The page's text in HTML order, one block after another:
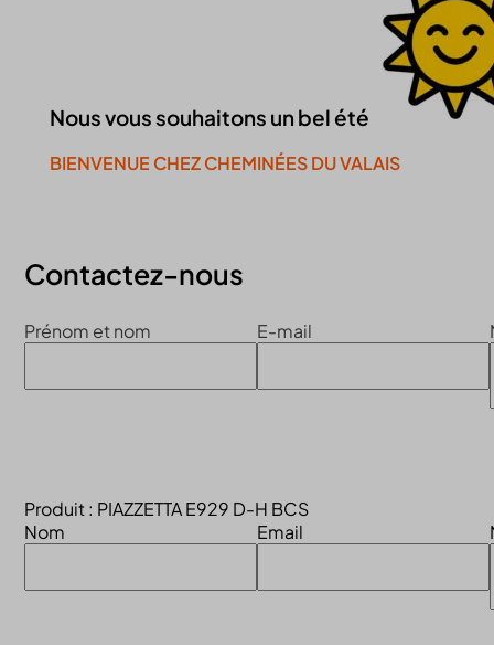
Nous vous souhaitons un bel été
BIENVENUE CHEZ CHEMINÉES DU VALAIS
Contactez-nous
Prénom et nom E-mail
Produit : PIAZZETTA E929 D-H BCS
Nom
Email